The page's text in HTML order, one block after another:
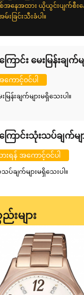
အနေအထား ယိုယွင်းပျက်စီး
းခြင်းသီးခံပါ။
င်း မေးမြန်းချက်မ
ကောင့်ဝင်ပါ
န်းချက်များမရှိသေးပါ။
ာင်းသုံးသပ်ချက်မျ
ရန် အကောင့်ဝင်ပါ
ချက်များမရှိသေးပါ။
းများ